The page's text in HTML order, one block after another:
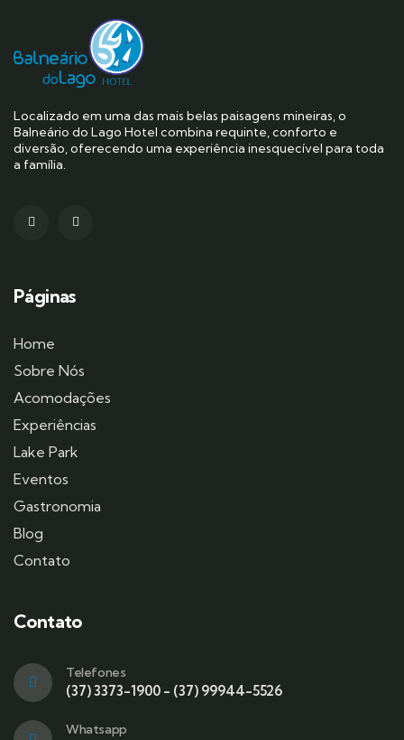
Localizado em uma das mais belas paisagens mineiras, o
Balneário do Lago Hotel combina requinte, conforto e
diversão, oferecendo uma experiência inesquecível para toda
a família.
Páginas
Home
Sobre Nós
Acomodações
Experiências
Lake Park
Eventos
Gastronomia
Blog
Contato
Contato
Telefones
(37) 3373-1900 - (37) 99944-5526
Whatsapp